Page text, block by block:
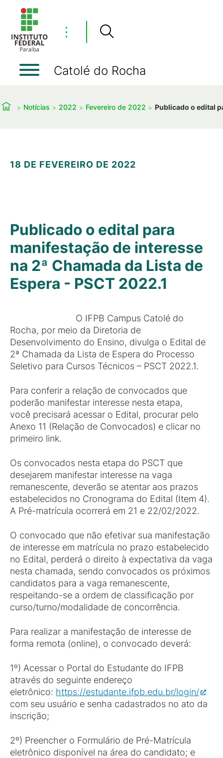
⋮
Catolé do Rocha
Notícias 2022 Fevereiro de 2022 Publicado o edital
18 DE FEVEREIRO DE 2022
Publicado o edital para
manifestação de interesse
na 2ª Chamada da Lista de
Espera - PSCT 2022.1
O IFPB Campus Catolé do
Rocha, por meio da Diretoria de
Desenvolvimento do Ensino, divulga o Edital de
2ª Chamada da Lista de Espera do Processo
Seletivo para Cursos Técnicos – PSCT 2022.1.
Para conferir a relação de convocados que
poderão manifestar interesse nesta etapa,
você precisará acessar o Edital, procurar pelo
Anexo 11 (Relação de Convocados) e clicar no
primeiro link.
Os convocados nesta etapa do PSCT que
desejarem manifestar interesse na vaga
remanescente, deverão se atentar aos prazos
estabelecidos no Cronograma do Edital (Item 4).
A Pré-matrícula ocorrerá em 21 e 22/02/2022.
O convocado que não efetivar sua manifestação
de interesse em matrícula no prazo estabelecido
no Edital, perderá o direito à expectativa da vaga
nesta chamada, sendo convocados os próximos
candidatos para a vaga remanescente,
respeitando-se a ordem de classificação por
curso/turno/modalidade de concorrência.
Para realizar a manifestação de interesse de
forma remota (online), o convocado deverá:
1º) Acessar o Portal do Estudante do IFPB
através do seguinte endereço
eletrônico: https://estudante.ifpb.edu.br/login/
com seu usuário e senha cadastrados no ato da
inscrição;
2º) Preencher o Formulário de Pré-Matrícula
eletrônico disponível na área do candidato; e